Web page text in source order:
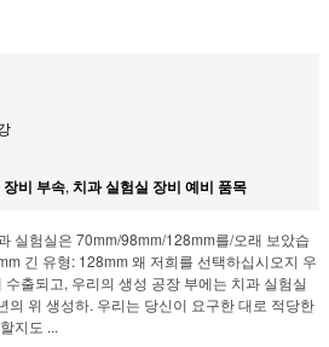
비 부속, 치과 실험실 장비 예비 품목
실험실은 70mm/98mm/128mm를/오래 보았습
긴 유형: 128mm 왜 저희를 선택하십시오지 우
출되고, 우리의 생성 공장 부에는 치과 실험실
의 위 생성하. 우리는 당신이 요구한 대로 적당한
지도 ...